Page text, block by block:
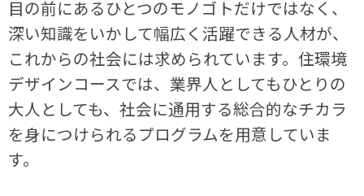
目の前にあるひとつのモノゴトだけではなく、
深い知識をいかして幅広く活躍できる人材が、
これからの社会には求められています。住環境
デザインコースでは、業界人としてもひとりの
大人としても、社会に通用する総合的なチカラ
を身につけられるプログラムを用意していま
す。